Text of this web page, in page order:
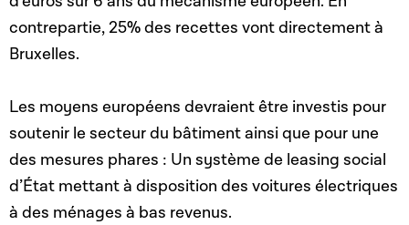
contrepartie, 25% des recettes vont directement à
Bruxelles.
Les moyens européens devraient être investis pour
soutenir le secteur du bâtiment ainsi que pour une
des mesures phares : Un système de leasing social
d’État mettant à disposition des voitures électriques
à des ménages à bas revenus.